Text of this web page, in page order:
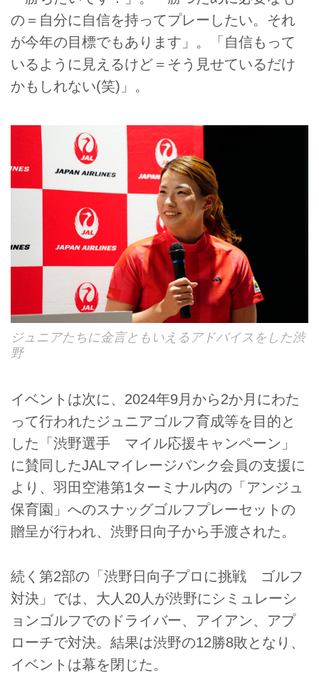
の＝自分に自信を持ってプレーしたい。それ
が今年の目標でもあります」。「自信もって
いるように見えるけど＝そう見せているだけ
かもしれない(笑)」。
ジュニアたちに金言ともいえるアドバイスをした渋
野
イベントは次に、2024年9月から2か月にわた
って行われたジュニアゴルフ育成等を目的と
した「渋野選手 マイル応援キャンペーン」
に賛同したJALマイレージバンク会員の支援に
より、羽田空港第1ターミナル内の「アンジュ
保育園」へのスナッグゴルフプレーセットの
贈呈が行われ、渋野日向子から手渡された。
続く第2部の「渋野日向子プロに挑戦 ゴルフ
対決」では、大人20人が渋野にシミュレーシ
ョンゴルフでのドライバー、アイアン、アプ
ローチで対決。結果は渋野の12勝8敗となり、
イベントは幕を閉じた。